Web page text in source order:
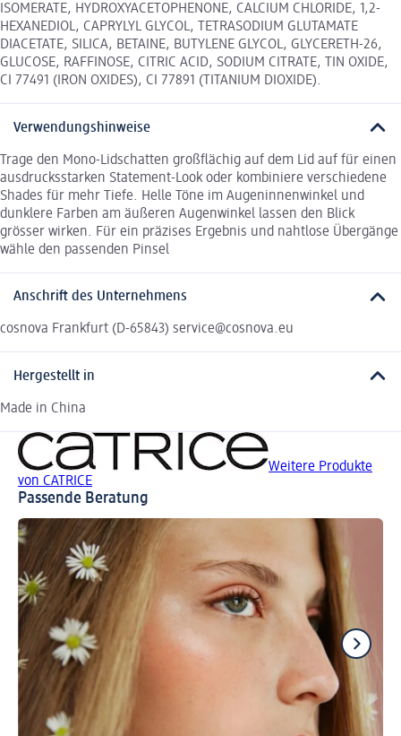
ISOMERATE, HYDROXYACETOPHENONE, CALCIUM CHLORIDE, 1,2-
HEXANEDIOL, CAPRYLYL GLYCOL, TETRASODIUM GLUTAMATE
DIACETATE, SILICA, BETAINE, BUTYLENE GLYCOL, GLYCERETH-26,
GLUCOSE, RAFFINOSE, CITRIC ACID, SODIUM CITRATE, TIN OXIDE,
CI 77491 (IRON OXIDES), CI 77891 (TITANIUM DIOXIDE).
Verwendungshinweise
Trage den Mono-Lidschatten großflächig auf dem Lid auf für einen
ausdrucksstarken Statement-Look oder kombiniere verschiedene
Shades für mehr Tiefe. Helle Töne im Augeninnenwinkel und
dunklere Farben am äußeren Augenwinkel lassen den Blick
grösser wirken. Für ein präzises Ergebnis und nahtlose Übergänge
wähle den passenden Pinsel
Anschrift des Unternehmens
cosnova Frankfurt (D-65843) service@cosnova.eu
Hergestellt in
Made in China
Weitere Produkte
von CATRICE
Passende Beratung